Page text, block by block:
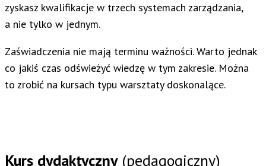
zyskasz kwalifikacje w trzech systemach zarządzania,
a nie tylko w jednym.
Zaświadczenia nie mają terminu ważności. Warto jednak
co jakiś czas odświeżyć wiedzę w tym zakresie. Można
to zrobić na kursach typu warsztaty doskonalące.
Kurs dydaktyczny(pedagogiczny)